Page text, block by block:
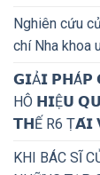
Nghiên cứu
chí Nha khoa
𝗚𝗜Ả𝗜
HÔ 𝗛𝗜Ệ𝗨
𝗧𝗛Ế R6 Ṭ𝗔́𝗜
KHI BÁC SĨ